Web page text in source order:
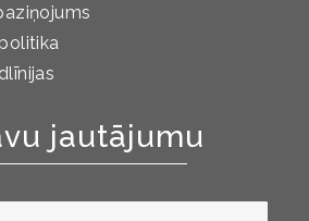
jautājumu